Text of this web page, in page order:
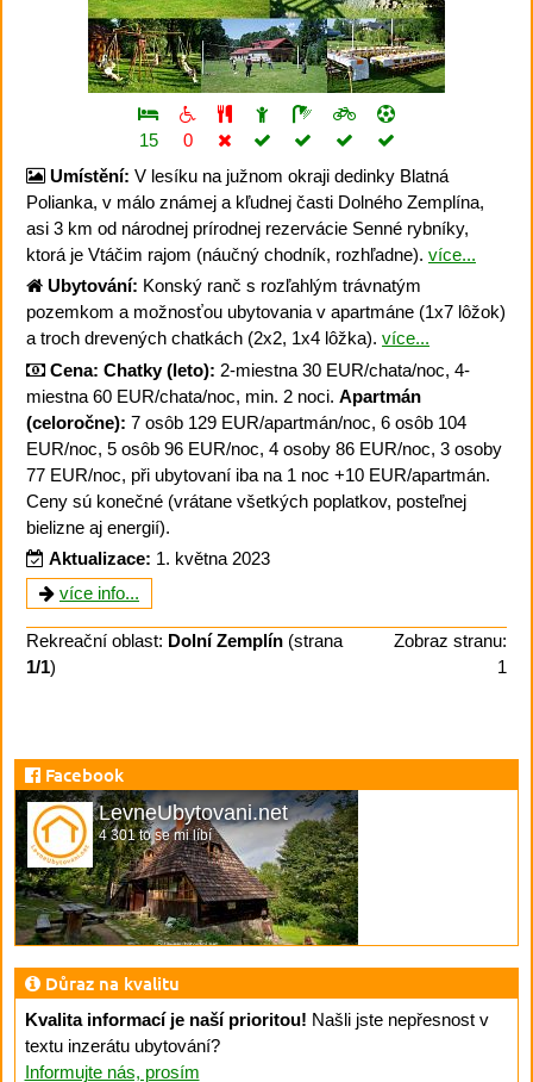
15
0
Umístění: V lesíku na južnom okraji dedinky Blatná
Polianka, v málo známej a kľudnej časti Dolného Zemplína,
asi 3 km od národnej prírodnej rezervácie Senné rybníky,
ktorá je Vtáčim rajom (náučný chodník, rozhľadne). více...
Ubytování: Konský ranč s rozľahlým trávnatým
pozemkom a možnosťou ubytovania v apartmáne (1x7 lôžok)
a troch drevených chatkách (2x2, 1x4 lôžka). více...
Cena: Chatky (leto): 2-miestna 30 EUR/chata/noc, 4-
miestna 60 EUR/chata/noc, min. 2 noci. Apartmán
(celoročne): 7 osôb 129 EUR/apartmán/noc, 6 osôb 104
EUR/noc, 5 osôb 96 EUR/noc, 4 osoby 86 EUR/noc, 3 osoby
77 EUR/noc, při ubytovaní iba na 1 noc +10 EUR/apartmán.
Ceny sú konečné (vrátane všetkých poplatkov, posteľnej
bielizne aj energií).
Aktualizace: 1. května 2023
více info...
Rekreační oblast: Dolní Zemplín (strana
1/1)
Zobraz stranu:
1
Facebook
LevneUbytovani.net
4 301 to se mi líbí
Důraz na kvalitu
Kvalita informací je naší prioritou! Našli jste nepřesnost v
textu inzerátu ubytování?
Informujte nás, prosím